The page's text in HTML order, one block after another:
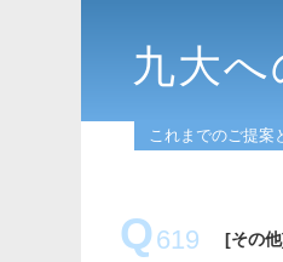
九大
これまでのご提案
Q619 [その